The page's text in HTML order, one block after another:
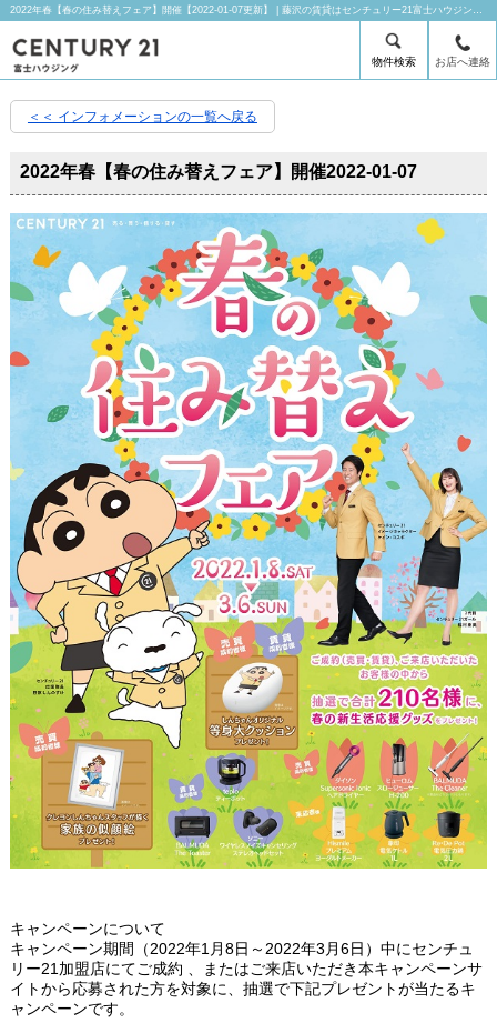
2022年春【春の住み替えフェア】開催【2022-01-07更新】 | 藤沢の賃貸はセンチュリー21富士ハウジングにお任せ下さい！
物件検索 お店へ連絡
＜＜ インフォメーションの一覧へ戻る
2022年春【春の住み替えフェア】開催2022-01-07
キャンペーンについて
キャンペーン期間（2022年1月8日～2022年3月6日）中にセンチュ
リー21加盟店にてご成約 、またはご来店いただき本キャンペーンサ
イトから応募された方を対象に、抽選で下記プレゼントが当たるキ
ャンペーンです。